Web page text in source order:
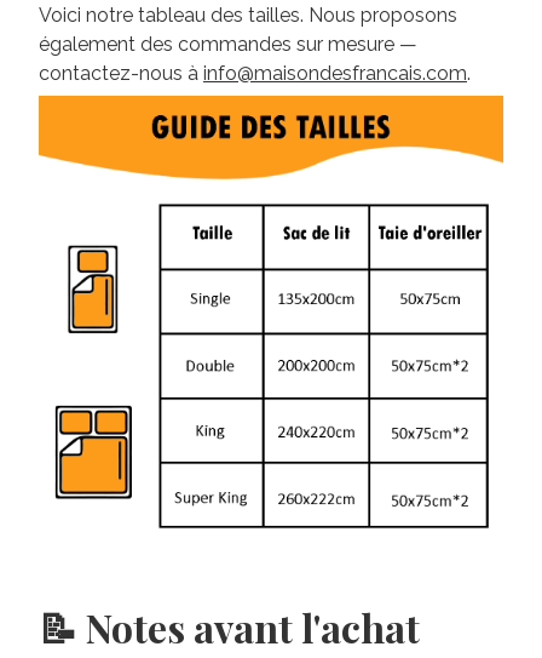
Voici notre tableau des tailles. Nous proposons
également des commandes sur mesure —
contactez-nous à info@maisondesfrancais.com.
📝 Notes avant l'achat